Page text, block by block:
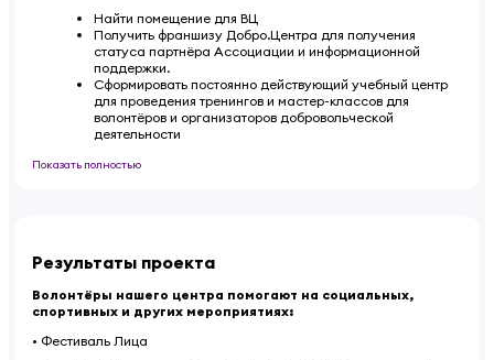
Найти помещение для ВЦ
Получить франшизу Добро.Центра для получения
статуса партнёра Ассоциации и информационной
поддержки.
Сформировать постоянно действующий учебный центр
для проведения тренингов и мастер-классов для
волонтёров и организаторов добровольческой
деятельности
Показать полностью
Результаты проекта
Волонтёры нашего центра помогают на социальных,
спортивных и других мероприятиях:
• Фестиваль Лица